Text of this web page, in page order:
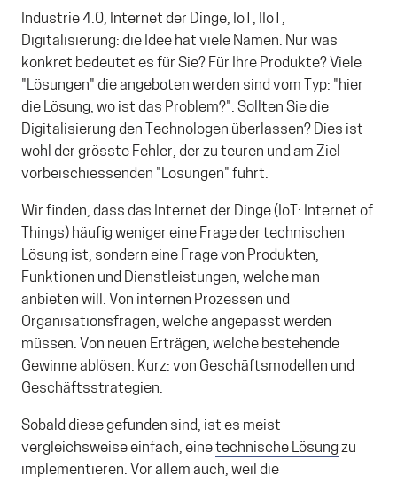
Industrie 4.0, Internet der Dinge, IoT, IIoT,
Digitalisierung: die Idee hat viele Namen. Nur was
konkret bedeutet es für Sie? Für Ihre Produkte? Viele
"Lösungen" die angeboten werden sind vom Typ: "hier
die Lösung, wo ist das Problem?". Sollten Sie die
Digitalisierung den Technologen überlassen? Dies ist
wohl der grösste Fehler, der zu teuren und am Ziel
vorbeischiessenden "Lösungen" führt.
Wir finden, dass das Internet der Dinge (IoT: Internet of
Things) häufig weniger eine Frage der technischen
Lösung ist, sondern eine Frage von Produkten,
Funktionen und Dienstleistungen, welche man
anbieten will. Von internen Prozessen und
Organisationsfragen, welche angepasst werden
müssen. Von neuen Erträgen, welche bestehende
Gewinne ablösen. Kurz: von Geschäftsmodellen und
Geschäftsstrategien.
Sobald diese gefunden sind, ist es meist
vergleichsweise einfach, einetechnische Lösung zu
implementieren. Vor allem auch, weil die